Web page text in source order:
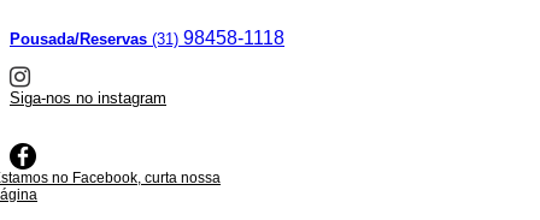
Pousada/Reservas (31) 98458-1118
Siga-nos no instagram
no Facebook, curta nossa